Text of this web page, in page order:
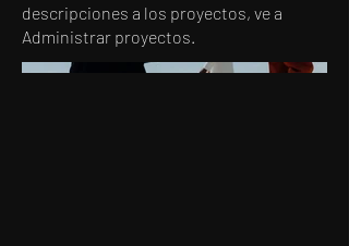
descripciones a los proyectos, ve a
Administrar proyectos.